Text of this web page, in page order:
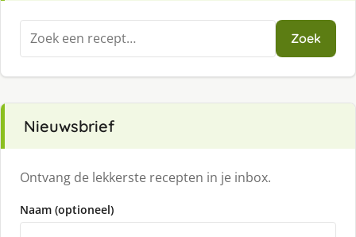
Zoeken
naar:
Zoek
Nieuwsbrief
Ontvang de lekkerste recepten in je inbox.
Naam (optioneel)